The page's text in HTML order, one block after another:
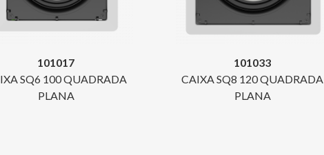
101017
SQ6 100 QUADRADA
PLANA
101033
CAIXA SQ8 120 QUADRADA
PLANA